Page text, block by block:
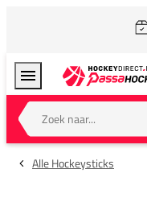
Zoek naar...
Alle Hockeysticks